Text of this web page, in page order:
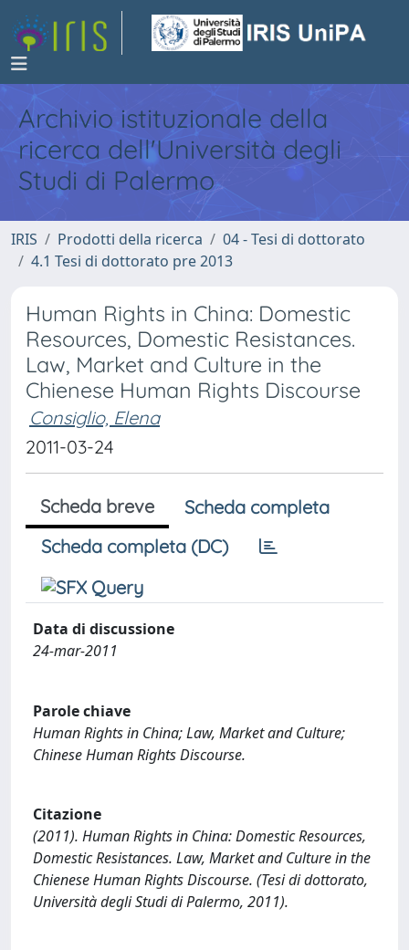
Archivio istituzionale della
ricerca dell'Università degli
Studi di Palermo
IRIS Prodotti della ricerca
04 - Tesi di dottorato
4.1 Tesi di dottorato pre 2013
Human Rights in China: Domestic
Resources, Domestic Resistances.
Law, Market and Culture in the
Chienese Human Rights Discourse
Consiglio, Elena
2011-03-24
Scheda breve
Scheda completa
Scheda completa (DC)
Data di discussione
24-mar-2011
Parole chiave
Human Rights in China; Law, Market and Culture;
Chinese Human Rights Discourse.
Citazione
(2011). Human Rights in China: Domestic Resources,
Domestic Resistances. Law, Market and Culture in the
Chienese Human Rights Discourse. (Tesi di dottorato,
Università degli Studi di Palermo, 2011).